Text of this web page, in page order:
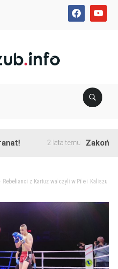
facebookyoutube
2 lata temu Zakończono
Rebelianci z Kartuz walczyli w Pile i Kaliszu